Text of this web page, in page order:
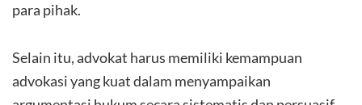
para pihak.
Selain itu, advokat harus memiliki kemampuan
advokasi yang kuat dalam menyampaikan